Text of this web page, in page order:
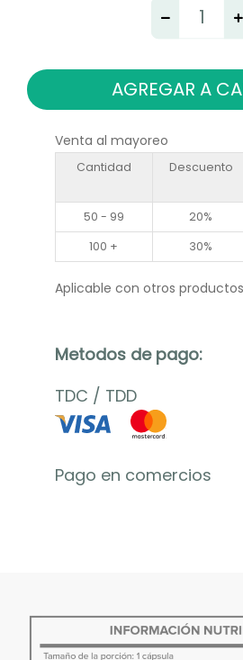
AGREGAR A
Venta al mayoreo
Cantidad Descuento
50 - 99
20%
100 +
30%
Aplicable con otros productos
Metodos de pago:
TDC / TDD
Pago en comercios